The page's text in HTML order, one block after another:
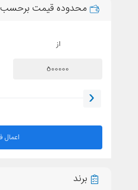
محدوده قیمت برحسب ریال
اعمال فیلتر
برند